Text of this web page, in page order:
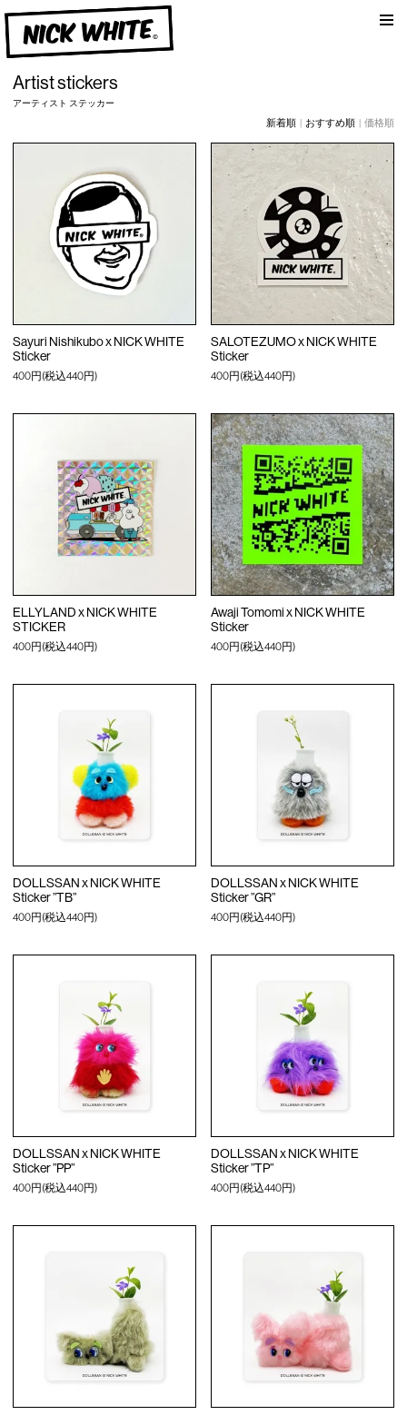
NICK WHITE
Artist stickers
アーティスト ステッカー
新着順| おすすめ順| 価格順
Sayuri Nishikubo x NICK WHITE
Sticker
400円(税込440円)
SALOTEZUMO x NICK WHITE
Sticker
400円(税込440円)
ELLYLAND x NICK WHITE
STICKER
400円(税込440円)
Awaji Tomomi x NICK WHITE
Sticker
400円(税込440円)
DOLLSSAN x NICK WHITE
Sticker ”TB”
400円(税込440円)
DOLLSSAN x NICK WHITE
Sticker ”GR”
400円(税込440円)
DOLLSSAN x NICK WHITE
Sticker ”PP”
400円(税込440円)
DOLLSSAN x NICK WHITE
Sticker ”TP”
400円(税込440円)